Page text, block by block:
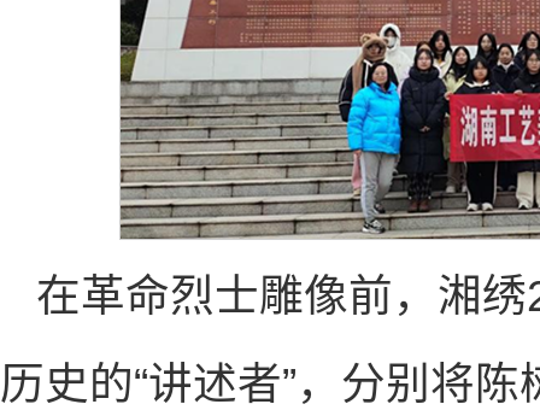
在革命烈士雕像前，湘
历史的“讲述者”，分别将